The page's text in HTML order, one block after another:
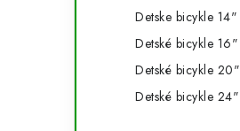
Detske bicykle 14"
Detské bicykle 16"
Detské bicykle 20"
Detské bicykle 24"